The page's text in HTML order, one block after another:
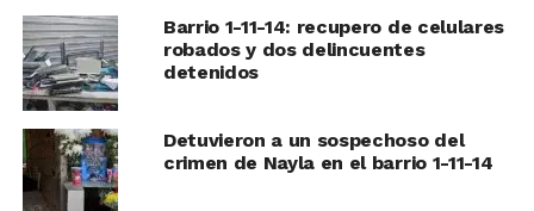
Barrio 1-11-14: recupero de celulares
robados y dos delincuentes
detenidos
Detuvieron a un sospechoso del
crimen de Nayla en el barrio 1-11-14